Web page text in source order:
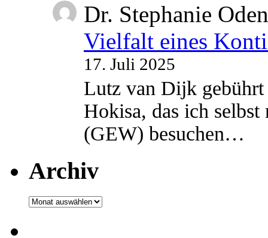
Dr. Stephanie
Vielfalt eines
17. Juli 2025
Lutz van Dijk
Hokisa, das ich
(GEW) besuchen…
Archiv
Archiv